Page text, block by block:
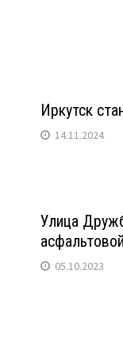
Иркутск
14.11.2024
Улица
асфальтовой
05.10.2023